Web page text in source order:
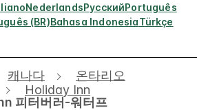
NederlandsРусскийPortuguês
(BR)Bahasa IndonesiaTürkçe
캐나다
온타리오
Holiday Inn
피터버러-워터프